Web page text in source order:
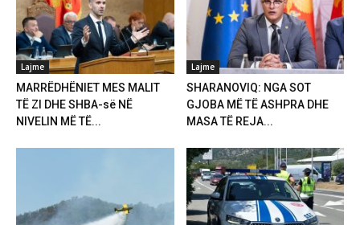
Lajme
MARRËDHËNIET MES MALIT
TË ZI DHE SHBA-së NË
NIVELIN MË TË...
Lajme
SHARANOVIQ: NGA SOT
GJOBA MË TË ASHPRA DHE
MASA TË REJA...